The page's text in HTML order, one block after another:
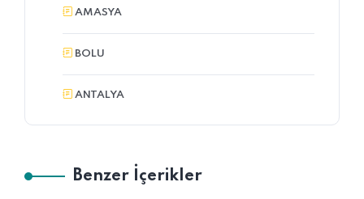
AMASYA
BOLU
ANTALYA
Benzer İçerikler